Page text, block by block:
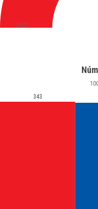
2007
343